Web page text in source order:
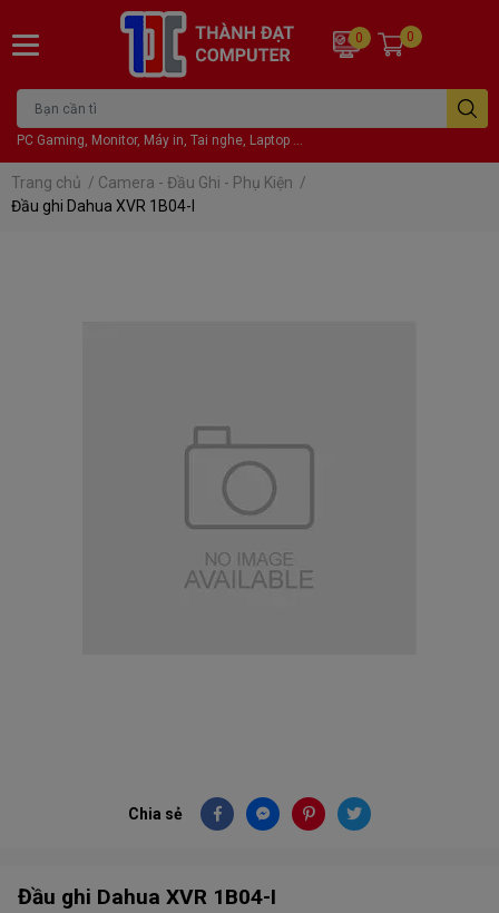
PC Gaming, Monitor, Máy in, Tai nghe, Laptop ...
0 0
Trang chủ / Camera - Đầu Ghi - Phụ Kiện /
Đầu ghi Dahua XVR 1B04-I
Chia sẻ
Đầu ghi Dahua XVR 1B04-I